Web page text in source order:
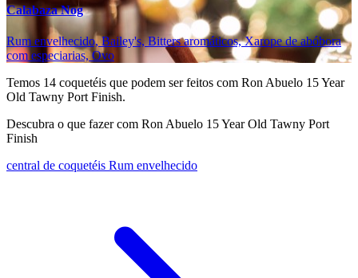
Calabaza Nog
Rum envelhecido, Bailey's, Bitters aromáticos, Xarope de abóbora
com especiarias, Ovo
Temos 14 coquetéis que podem ser feitos com Ron Abuelo 15 Year
Old Tawny Port Finish.
Descubra o que fazer com Ron Abuelo 15 Year Old Tawny Port
Finish
central de coquetéis Rum envelhecido